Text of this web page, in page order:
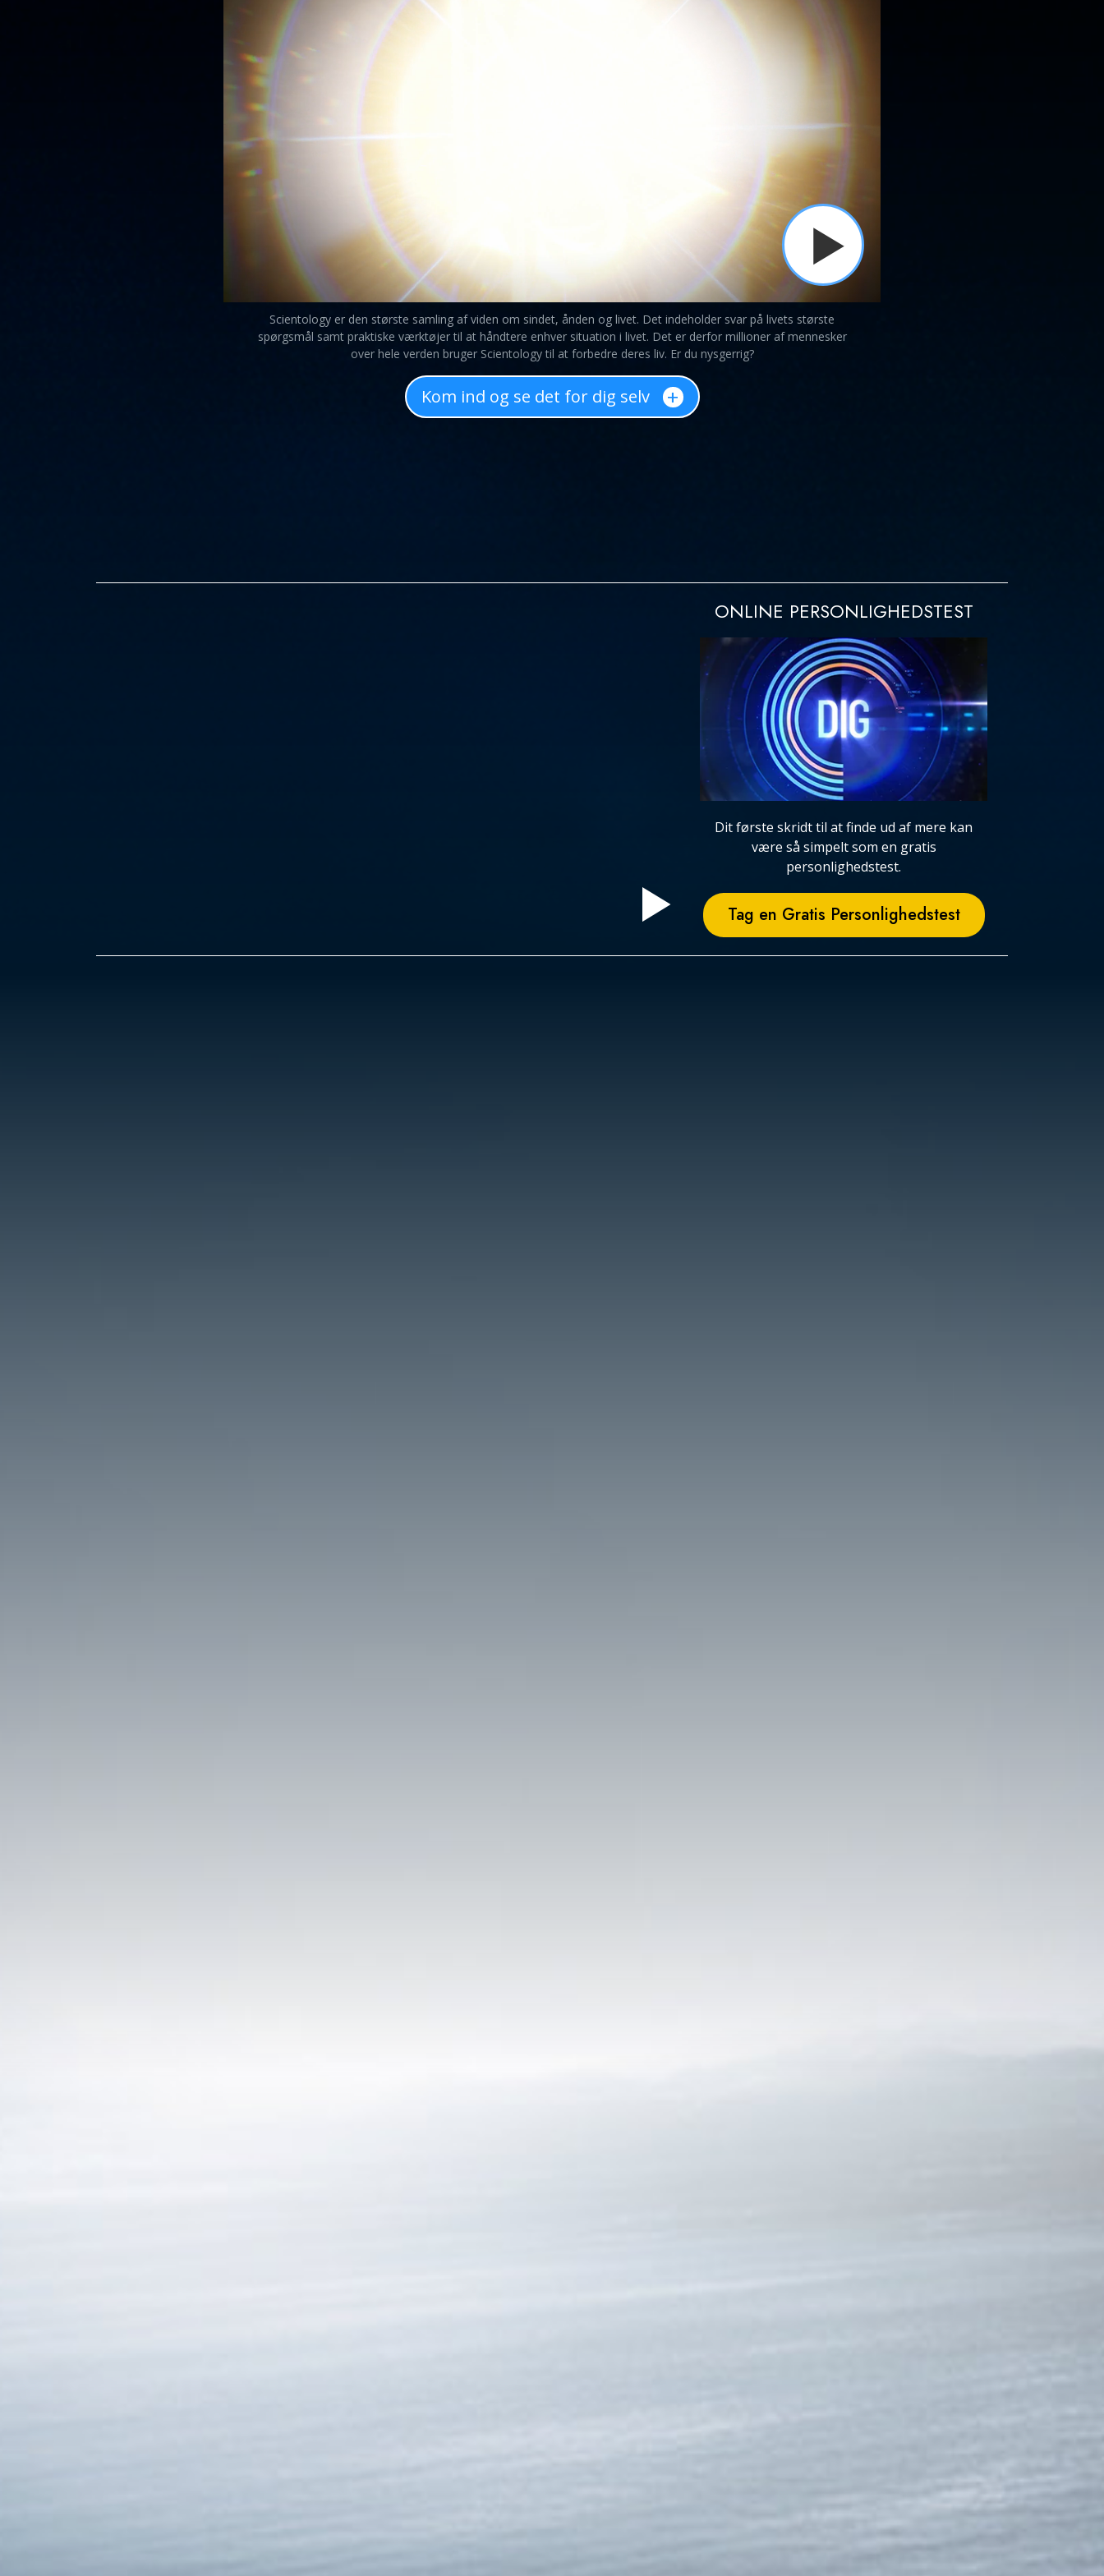
Scientology er den største samling af viden om sindet, ånden og livet. Det indeholder svar på livets største
spørgsmål samt praktiske værktøjer til at håndtere enhver situation i livet. Det er derfor millioner af mennesker
over hele verden bruger Scientology til at forbedre deres liv. Er du nysgerrig?
Kom ind og se det for dig selv +
ONLINE PERSONLIGHEDSTEST
Dit første skridt til at finde ud af mere kan
være så simpelt som en gratis
personlighedstest.
Tag en Gratis Personlighedstest